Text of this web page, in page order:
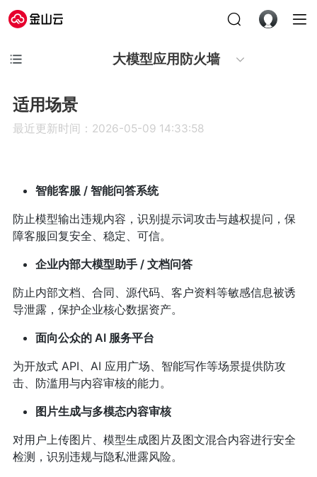
大模型应用防火墙
适用场景
最近更新时间：2026-05-09 14:33:58
智能客服 / 智能问答系统
防止模型输出违规内容，识别提示词攻击与越权提问，保
障客服回复安全、稳定、可信。
企业内部大模型助手 / 文档问答
防止内部文档、合同、源代码、客户资料等敏感信息被诱
导泄露，保护企业核心数据资产。
面向公众的 AI 服务平台
为开放式 API、AI 应用广场、智能写作等场景提供防攻
击、防滥用与内容审核的能力。
图片生成与多模态内容审核
对用户上传图片、模型生成图片及图文混合内容进行安全
检测，识别违规与隐私泄露风险。